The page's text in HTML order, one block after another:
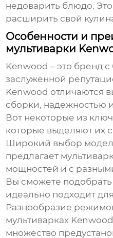
недоварить блюдо.
расширить свой
Особенности и
мультиварки
Kenwood – это бренд
заслуженной
Kenwood отличаются
сборки, надежностью
Вот некоторые из
которые выделяют их
Широкий выбор
предлагает
мощностей и с
Вы сможете
идеально подходит
Разнообразие
мультиварках
множество